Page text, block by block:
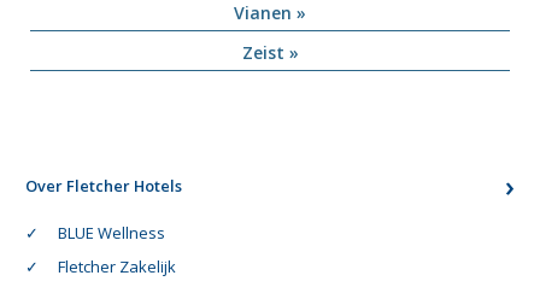
Vianen »
Zeist »
Over Fletcher Hotels
BLUE Wellness
Fletcher Zakelijk